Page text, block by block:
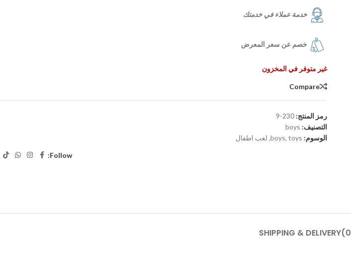
خدمة عملاء في خدمتك
خصم عن سعر المعرض
غير متوفر في المخزون
Compare
رمز المنتج: 230-9
التصنيف: boys
الوسوم:
boys, toys
, لعب اطفال
Follow:
SHIPPING & DELIVERY